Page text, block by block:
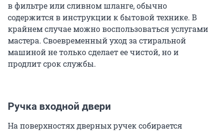
в фильтре или сливном шланге, обычно
содержится в инструкции к бытовой технике. В
крайнем случае можно воспользоваться услугами
мастера. Своевременный уход за стиральной
машиной не только сделает ее чистой, но и
продлит срок службы.
Ручка входной двери
На поверхностях дверных ручек собирается